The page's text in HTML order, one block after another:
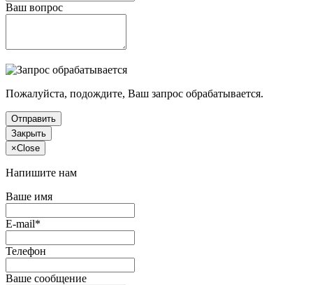
Ваш вопрос
Пожалуйста, подождите, Ваш запрос обрабатывается.
Отправить
Закрыть
×Close
Напишите нам
Ваше имя
E-mail*
Телефон
Ваше сообщение